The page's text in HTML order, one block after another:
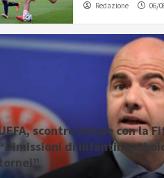
Redazione 06/
scontro totale con la
di Infantino o